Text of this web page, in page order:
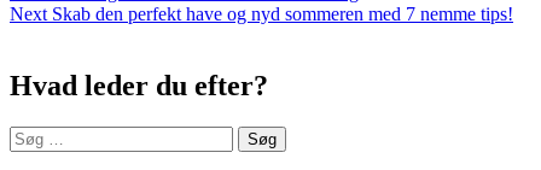
post:
Next Next
Skab den perfekt have og nyd sommeren med 7 nemme tips!
Hvad leder du efter?
Søg
efter: